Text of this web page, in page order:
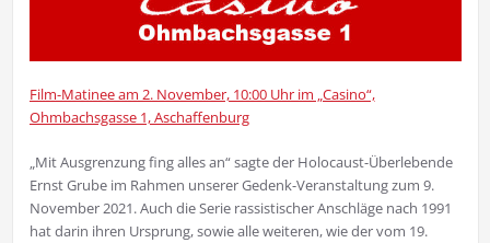
Film-Matinee am 2. November, 10:00 Uhr im „Casino“,
Ohmbachsgasse 1, Aschaffenburg
„Mit Ausgrenzung fing alles an“ sagte der Holocaust-Überlebende
Ernst Grube im Rahmen unserer Gedenk-Veranstaltung zum 9.
November 2021. Auch die Serie rassistischer Anschläge nach 1991
hat darin ihren Ursprung, sowie alle weiteren, wie der vom 19.